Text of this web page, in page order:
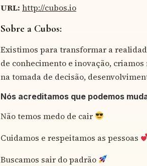
URL: http://cubos.io
Sobre a Cubos:
Existimos para transformar a
de conhecimento e inovação,
na tomada de decisão,
Nós acreditamos que podemos
Não temos medo de cair
Cuidamos e respeitamos as pessoas
Buscamos sair do padrão